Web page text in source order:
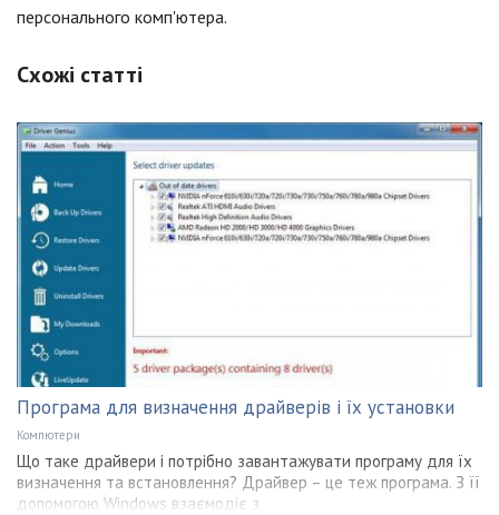
персонального комп'ютера.
Схожі статті
Програма для визначення драйверів і їх установки
Компютери
Що таке драйвери і потрібно завантажувати програму для їх
визначення та встановлення? Драйвер – це теж програма. З її
допомогою Windows взаємодіє з